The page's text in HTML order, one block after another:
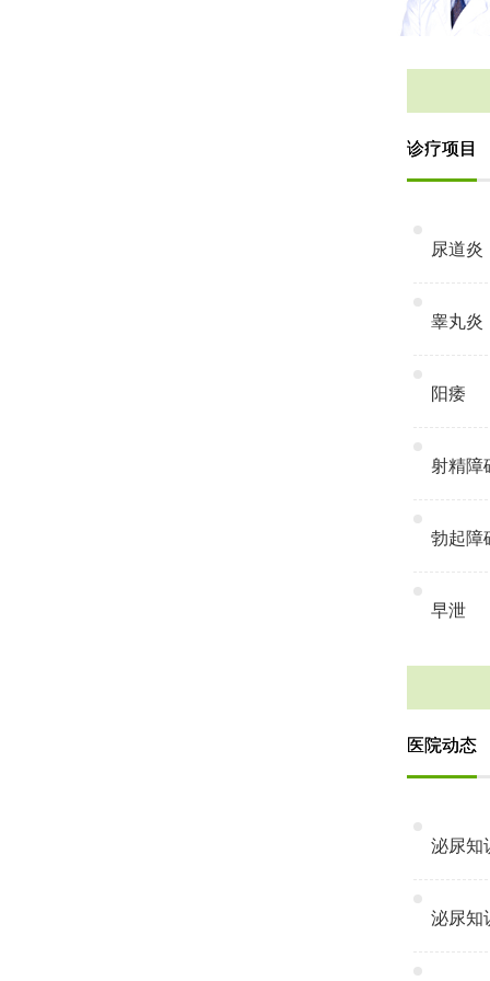
诊疗项目
尿道炎
睾丸炎
阳痿
射精障
勃起障
早泄
医院动态
泌尿知
泌尿知